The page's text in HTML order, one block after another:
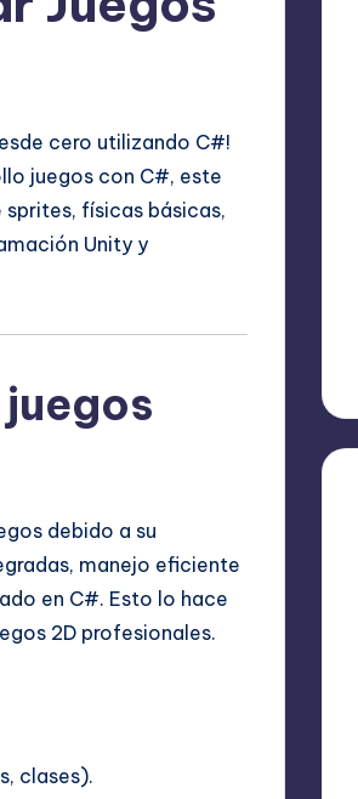
cero utilizando C#!
juegos con C#, este
físicas básicas,
Unity y
debido a su
manejo eficiente
en C#. Esto lo hace
2D profesionales.
clases).